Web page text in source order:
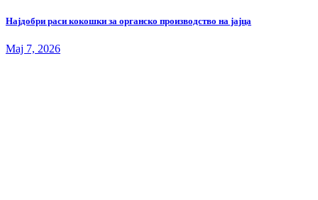
Најдобри раси кокошки за органско производство на јајца
Maj 7, 2026